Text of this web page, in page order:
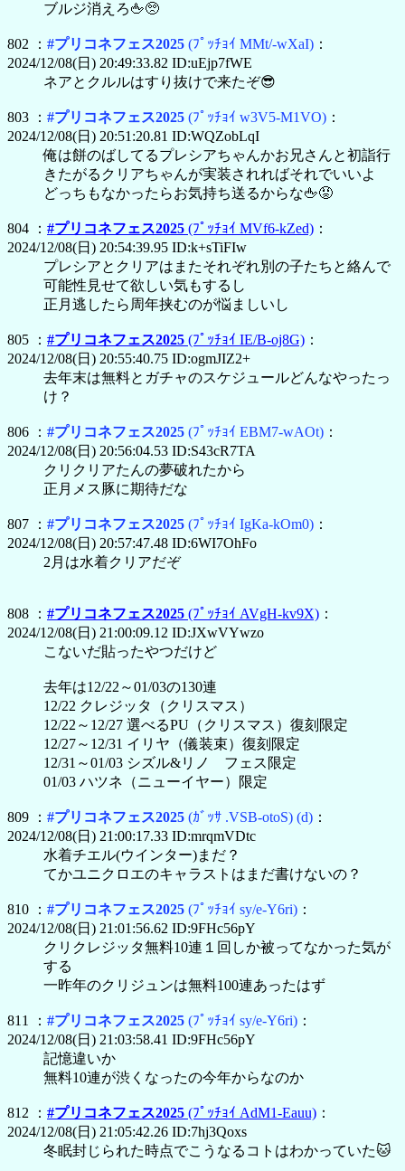
ブルジ消えろ🖕🥺
802 ： #プリコネフェス2025 (ﾌﾟｯﾁｮｲ MMt/-wXaI) ：
2024/12/08(日) 20:49:33.82 ID:uEjp7fWE
ネアとクルルはすり抜けで来たぞ😎
803 ： #プリコネフェス2025 (ﾌﾟｯﾁｮｲ w3V5-M1VO) ：
2024/12/08(日) 20:51:20.81 ID:WQZobLqI
俺は餅のばしてるプレシアちゃんかお兄さんと初詣行
きたがるクリアちゃんが実装されればそれでいいよ
どっちもなかったらお気持ち送るからな🖕😡
804 ： #プリコネフェス2025 (ﾌﾟｯﾁｮｲ MVf6-kZed) ：
2024/12/08(日) 20:54:39.95 ID:k+sTiFIw
プレシアとクリアはまたそれぞれ別の子たちと絡んで
可能性見せて欲しい気もするし
正月逃したら周年挟むのが悩ましいし
805 ： #プリコネフェス2025 (ﾌﾟｯﾁｮｲ IE/B-oj8G) ：
2024/12/08(日) 20:55:40.75 ID:ogmJIZ2+
去年末は無料とガチャのスケジュールどんなやったっ
け？
806 ： #プリコネフェス2025 (ﾌﾟｯﾁｮｲ EBM7-wAOt) ：
2024/12/08(日) 20:56:04.53 ID:S43cR7TA
クリクリアたんの夢破れたから
正月メス豚に期待だな
807 ： #プリコネフェス2025 (ﾌﾟｯﾁｮｲ IgKa-kOm0) ：
2024/12/08(日) 20:57:47.48 ID:6WI7OhFo
2月は水着クリアだぞ
808 ： #プリコネフェス2025 (ﾌﾟｯﾁｮｲ AVgH-kv9X) ：
2024/12/08(日) 21:00:09.12 ID:JXwVYwzo
こないだ貼ったやつだけど
去年は12/22～01/03の130連
12/22 クレジッタ（クリスマス）
12/22～12/27 選べるPU（クリスマス）復刻限定
12/27～12/31 イリヤ（儀装束）復刻限定
12/31～01/03 シズル&リノ フェス限定
01/03 ハツネ（ニューイヤー）限定
809 ： #プリコネフェス2025 (ｶﾞｯｻ .VSB-otoS) (d) ：
2024/12/08(日) 21:00:17.33 ID:mrqmVDtc
水着チエル(ウインター)まだ？
てかユニクロエのキャラストはまだ書けないの？
810 ： #プリコネフェス2025 (ﾌﾟｯﾁｮｲ sy/e-Y6ri) ：
2024/12/08(日) 21:01:56.62 ID:9FHc56pY
クリクレジッタ無料10連１回しか被ってなかった気が
する
一昨年のクリジュンは無料100連あったはず
811 ： #プリコネフェス2025 (ﾌﾟｯﾁｮｲ sy/e-Y6ri) ：
2024/12/08(日) 21:03:58.41 ID:9FHc56pY
記憶違いか
無料10連が渋くなったの今年からなのか
812 ： #プリコネフェス2025 (ﾌﾟｯﾁｮｲ AdM1-Eauu) ：
2024/12/08(日) 21:05:42.26 ID:7hj3Qoxs
冬眠封じられた時点でこうなるコトはわかっていた🐱